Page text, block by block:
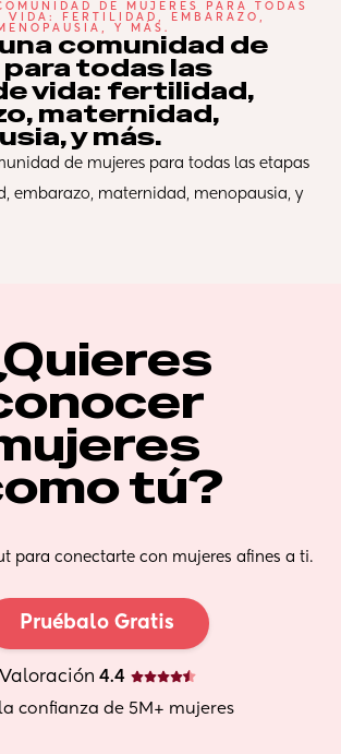
DE MUJERES PARA TODAS
VIDA: FERTILIDAD, EMBARAZO,
Y MÁS.
comunidad de
todas las
vida: fertilidad,
maternidad,
y más.
de mujeres para todas las etapas
embarazo, maternidad, menopausia, y
tú?
para conectarte con mujeres afines a ti.
Pruébalo Gratis
Valoración 4.4
confianza de 5M+ mujeres